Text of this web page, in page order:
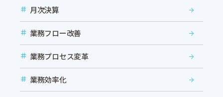
月次決算
業務フロー改善
業務プロセス変革
業務効率化